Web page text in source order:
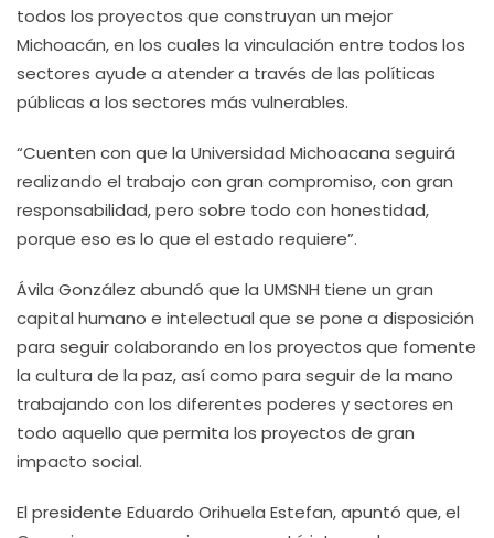
todos los proyectos que construyan un mejor
Michoacán, en los cuales la vinculación entre todos los
sectores ayude a atender a través de las políticas
públicas a los sectores más vulnerables.
“Cuenten con que la Universidad Michoacana seguirá
realizando el trabajo con gran compromiso, con gran
responsabilidad, pero sobre todo con honestidad,
porque eso es lo que el estado requiere”.
Ávila González abundó que la UMSNH tiene un gran
capital humano e intelectual que se pone a disposición
para seguir colaborando en los proyectos que fomente
la cultura de la paz, así como para seguir de la mano
trabajando con los diferentes poderes y sectores en
todo aquello que permita los proyectos de gran
impacto social.
El presidente Eduardo Orihuela Estefan, apuntó que, el